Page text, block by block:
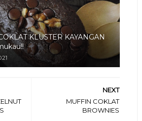
KLUSTER KAYANGAN
NEXT
MUFFIN COKLAT
BROWNIES